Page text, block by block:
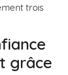
trois
grâce